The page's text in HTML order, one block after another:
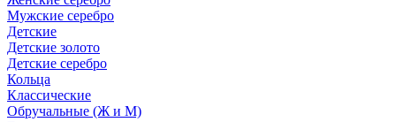
Мужские серебро
Детские
Детские золото
Детские серебро
Кольца
Классические
Обручальные (Ж и М)